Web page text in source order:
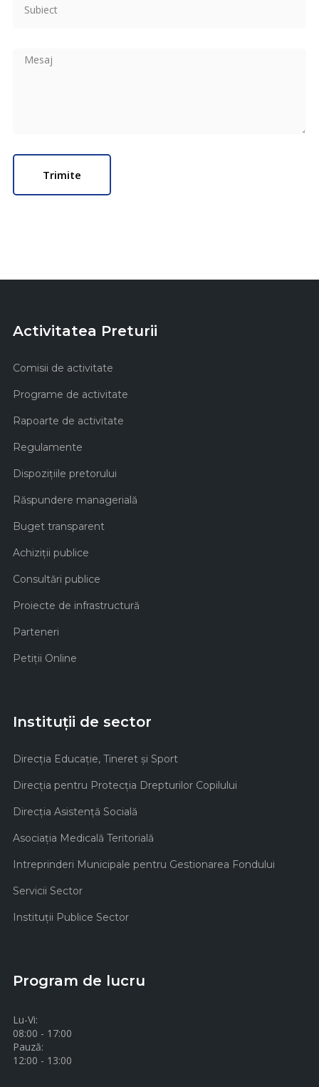
Activitatea Preturii
Comisii de activitate
Programe de activitate
Rapoarte de activitate
Regulamente
Dispozițiile pretorului
Răspundere managerială
Buget transparent
Achiziţii publice
Consultări publice
Proiecte de infrastructură
Parteneri
Petiții Online
Instituții de sector
Direcţia Educaţie, Tineret şi Sport
Direcţia pentru Protecţia Drepturilor Copilului
Direcţia Asistenţă Socială
Asociaţia Medicală Teritorială
Intreprinderi Municipale pentru Gestionarea Fondului
Servicii Sector
Instituţii Publice Sector
Program de lucru
Lu-Vi:
08:00 - 17:00
Pauză:
12:00 - 13:00